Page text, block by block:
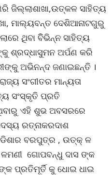
ଜିଲ୍ଲାଶାଖା,ଉତ୍କଳ ସାହିତ୍ୟ
ମାଲ୍ୟବନ୍ତ ଦେଶିଆନାଟଗୁରୁ
ଥିବା ବିିଭିନ୍ନ ସାହିତ୍ୟ
ଶ୍ରଦ୍ଧାସୁମନ ଅର୍ପଣ କରି
ଅଭିନନ୍ଦ ଜଣାଇଛନ୍ତି ।
ସଂଗୀତର ମାନ୍ୟତା
ସଂସ୍କୃତି ପ୍ରତି
ଏହି ଶୁଭ ଅବସରରେ
ରତ୍ନାକରଦାଶ
ବରପୁତ୍ର , ଉତ୍କ୍ ଳ
ଗୋପବନ୍ଧୁ ଦାସ ଙ୍କ
ପ୍ରତିମୂର୍ତି କୁ ଧୋଇ ଧାଇ